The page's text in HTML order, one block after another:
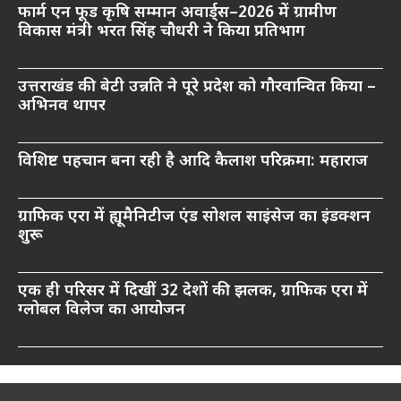
फार्म एन फूड कृषि सम्मान अवार्ड्स–2026 में ग्रामीण
विकास मंत्री भरत सिंह चौधरी ने किया प्रतिभाग
उत्तराखंड की बेटी उन्नति ने पूरे प्रदेश को गौरवान्वित किया –
अभिनव थापर
विशिष्ट पहचान बना रही है आदि कैलाश परिक्रमा: महाराज
ग्राफिक एरा में ह्यूमैनिटीज एंड सोशल साइंसेज का इंडक्शन
शुरू
एक ही परिसर में दिखीं 32 देशों की झलक, ग्राफिक एरा में
ग्लोबल विलेज का आयोजन